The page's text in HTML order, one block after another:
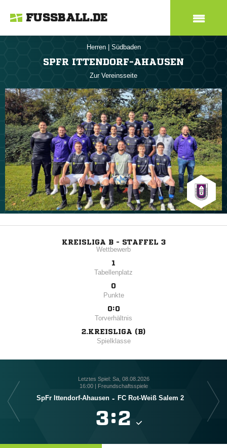
FUSSBALL.DE
Herren Südbaden
SPFR ITTENDORF-AHAUSEN
Zur Vereinsseite
KREISLIGA B - STAFFEL 3
Wettbewerb
1
Tabellenplatz
0
Punkte
0:0
Torverhältnis
2.KREISLIGA (B)
Spielklasse
Letztes Spiel: Sa, 08.08.2026
16:00 | Freundschaftsspiele
SpFr Ittendorf-Ahausen - FC Rot-Weiß Salem 2
: